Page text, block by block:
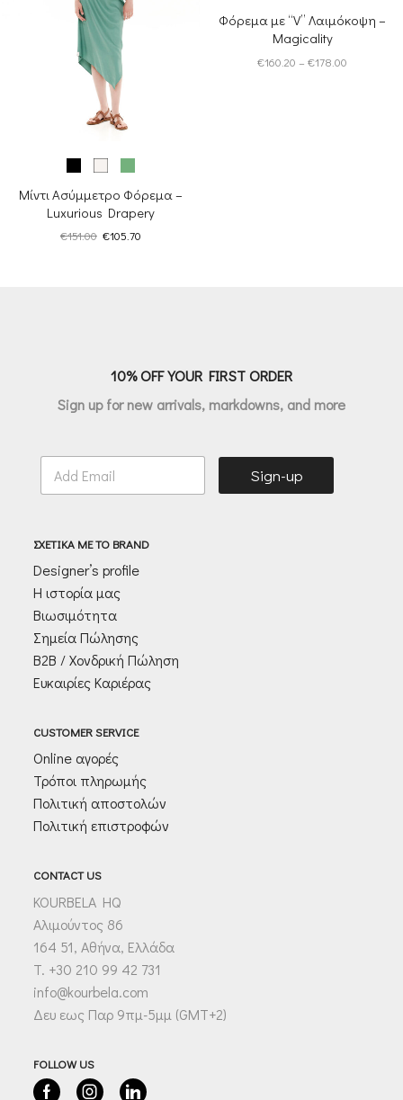
Μίντι Ασύμμετρο Φόρεμα –
Luxurious Drapery
€151.00 Original
€105.70
Φόρεμα με “V” Λαιμόκοψη –
Magicality
€160.20 – €178.00
10% OFF YOUR FIRST ORDER
Sign up for new arrivals, markdowns, and more
E
a
*
Sign-up
ΣΧΕΤΙΚΑ ΜΕ ΤΟ BRAND
Designer’s profile
Η ιστορία μας
Βιωσιμότητα
Σημεία Πώλησης
Β2Β / Χονδρική Πώληση
Ευκαιρίες Καριέρας
CUSTOMER SERVICE
Online αγορές
Τρόποι πληρωμής
Πολιτική αποστολών
Πολιτική επιστροφών
CONTACT US
KOURBELA HQ
Αλιμούντος 86
164 51, Αθήνα, Ελλάδα
T. +30 210 99 42 731
info@kourbela.com
Δευ εως Παρ 9πμ-5μμ (GMT+2)
FOLLOW US